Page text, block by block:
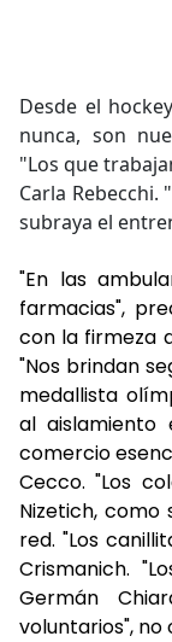
Desde el
nunca, son
"Los que
Carla
subraya el
"En las
farmacias",
con la firmeza
"Nos brindan
medallista
al aislamiento
comercio
Cecco. "Los
Nizetich,
red. "Los
Crismanich.
Germán
voluntarios", no